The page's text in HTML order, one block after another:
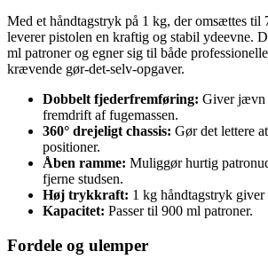
Med et håndtagstryk på 1 kg, der omsættes til
leverer pistolen en kraftig og stabil ydeevne.
ml patroner og egner sig til både
krævende gør-det-selv-opgaver.
Dobbelt fjederfremføring: Giver jævn
fremdrift af fugemassen.
360° drejeligt chassis: Gør det lettere
positioner.
Åben ramme: Muliggør hurtig
fjerne studsen.
Høj trykkraft: 1 kg håndtagstryk
Kapacitet: Passer til 900 ml patroner.
Fordele og ulemper